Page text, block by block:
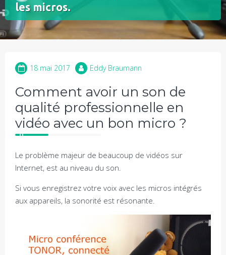
les micros.
18 mai 2017 Eddy Braumann
Comment avoir un son de
qualité professionnelle en
vidéo avec un bon micro ?
Le problème majeur de beaucoup de vidéos sur
Internet, est au niveau du son.
Si vous enregistrez votre voix avec les micros intégrés
aux appareils, la sonorité est résonante.